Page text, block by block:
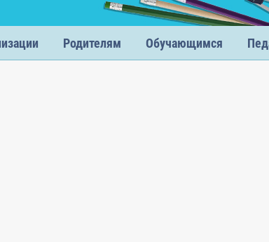
Родителям Обучающимся